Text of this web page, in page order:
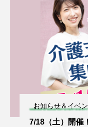
お知らせ＆イベ
7/18（土）開催